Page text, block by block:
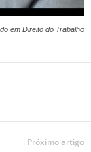
em Direito do Trabalho
Próximo artigo